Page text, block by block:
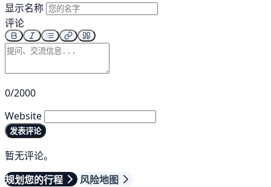
显示名称
评论
0/2000
Website
发表评论
暂无评论。
规划您的行程
风险地图